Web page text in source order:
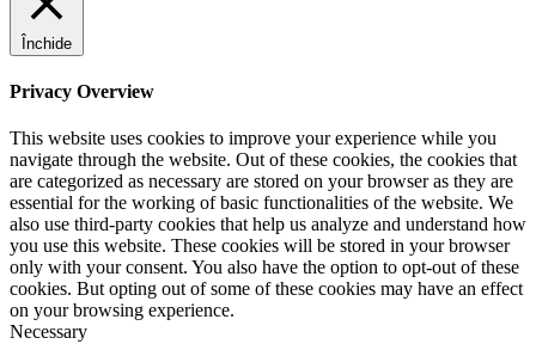
Închide
Privacy Overview
This website uses cookies to improve your experience while you
navigate through the website. Out of these cookies, the cookies that
are categorized as necessary are stored on your browser as they are
essential for the working of basic functionalities of the website. We
also use third-party cookies that help us analyze and understand how
you use this website. These cookies will be stored in your browser
only with your consent. You also have the option to opt-out of these
cookies. But opting out of some of these cookies may have an effect
on your browsing experience.
Necessary